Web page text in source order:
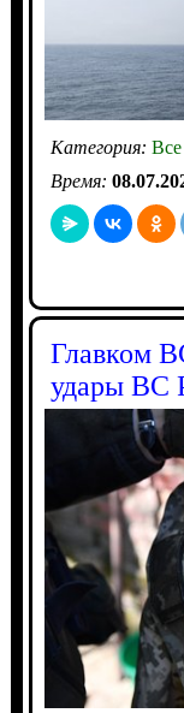
Категория: Все
Время:
Главком
удары ВС